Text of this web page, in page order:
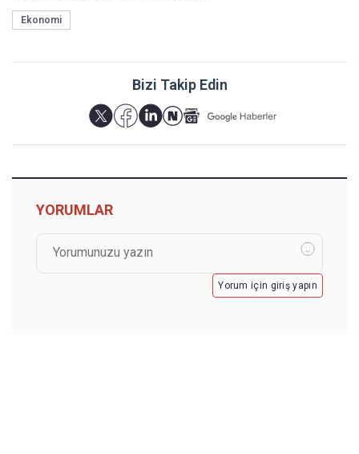
Ekonomi
Bizi Takip Edin
YORUMLAR
Yorum için giriş yapın